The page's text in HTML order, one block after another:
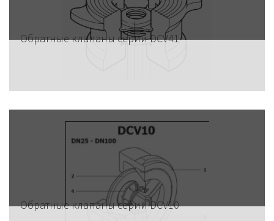
Обратные клапаны серии DCV41
Обратные клапаны серии DCV10